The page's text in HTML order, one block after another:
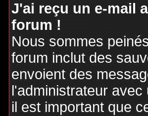
J'ai reçu un e-mail
forum !
Nous sommes
forum inclut des
envoient des
l'administrateur
il est important que